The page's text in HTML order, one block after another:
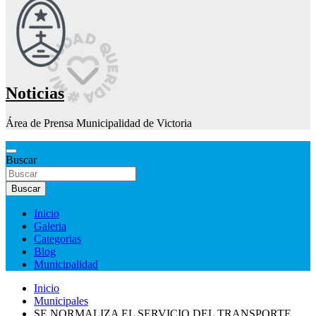
Noticias
Área de Prensa Municipalidad de Victoria
Buscar
Buscar
Inicio
Galeria
Categorias
Blog
Municipalidad
Inicio
Municipales
SE NORMALIZA EL SERVICIO DEL TRANSPORTE